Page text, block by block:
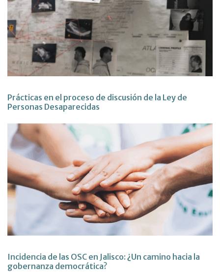
Prácticas en el proceso de discusión de la Ley de
Personas Desaparecidas
Incidencia de las OSC en Jalisco: ¿Un camino hacia la
gobernanza democrática?